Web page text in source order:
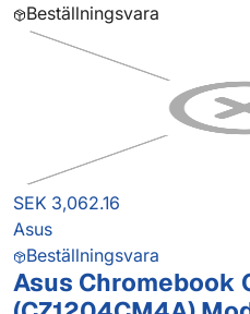
Beställningsvara
SEK 3,062.16
Asus
Beställningsvara
Asus Chromebook